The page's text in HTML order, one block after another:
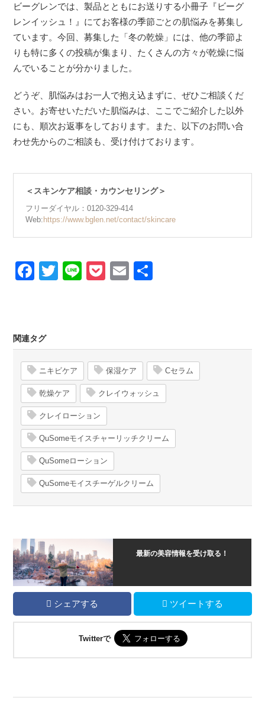
ビーグレンでは、製品とともにお送りする小冊子『ビーグ
レンイッシュ！』にてお客様の季節ごとの肌悩みを募集し
ています。今回、募集した「冬の乾燥」には、他の季節よ
りも特に多くの投稿が集まり、たくさんの方々が乾燥に悩
んでいることが分かりました。
どうぞ、肌悩みはお一人で抱え込まずに、ぜひご相談くだ
さい。お寄せいただいた肌悩みは、ここでご紹介した以外
にも、順次お返事をしております。また、以下のお問い合
わせ先からのご相談も、受け付けております。
＜スキンケア相談・カウンセリング＞
フリーダイヤル：0120-329-414
Web:https://www.bglen.net/contact/skincare
Facebook
Twitter
LinePocket
Email
関連タグ
ニキビケア 保湿ケア Cセラム
乾燥ケア クレイウォッシュ
クレイローション
QuSomeモイスチャーリッチクリーム
QuSomeローション
QuSomeモイスチーゲルクリーム
最新の美容情報を受け取る！
シェアする ツイートする
Twitterで